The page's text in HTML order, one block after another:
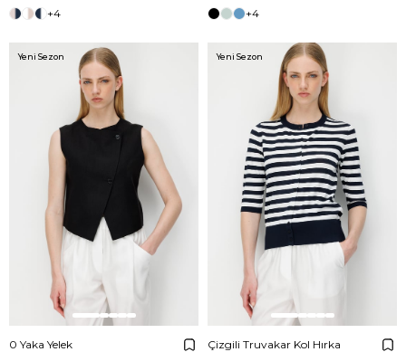
+4 +4
0 Yaka Yelek
Yeni Sezon
Çizgili Truvakar Kol Hırka
Yeni Sezon